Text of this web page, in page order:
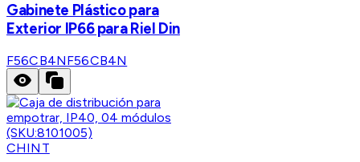
Gabinete Plástico para
Exterior IP66 para Riel Din
F56CB4NF56CB4N
CHINT